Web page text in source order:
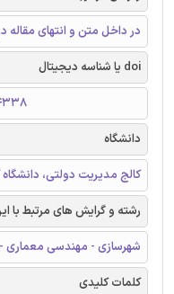
در داخل متن و انتهای
doi یا شناسه دیجیتال
دانشگاه
کالج مدیریت دولتی،
رشته و گرایش های مرتبط با
شهرسازی - مهندسی معماری
کلمات کلیدی